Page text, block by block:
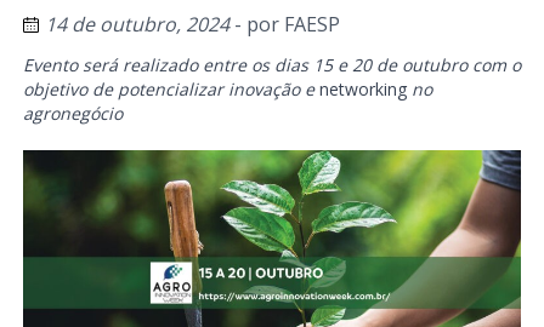
14 de outubro, 2024- por FAESP
Evento será realizado entre os dias 15 e 20 de outubro com o
objetivo de potencializar inovação enetworkingno
agronegócio